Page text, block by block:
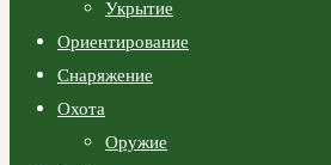
Укрытие
Ориентирование
Снаряжение
Охота
Оружие